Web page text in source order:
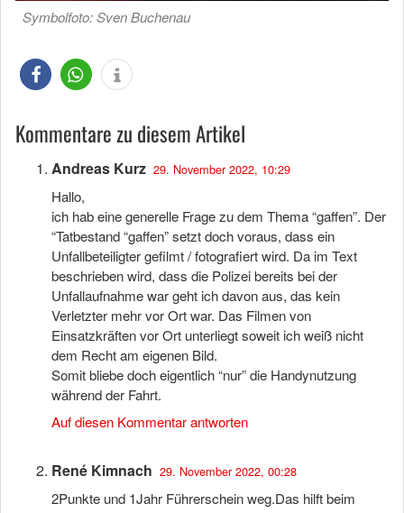
Symbolfoto: Sven Buchenau
Kommentare zu diesem Artikel
Andreas Kurz 29. November 2022, 10:29
Hallo,
ich hab eine generelle Frage zu dem Thema “gaffen”. Der
“Tatbestand “gaffen” setzt doch voraus, dass ein
Unfallbeteiligter gefilmt / fotografiert wird. Da im Text
beschrieben wird, dass die Polizei bereits bei der
Unfallaufnahme war geht ich davon aus, das kein
Verletzter mehr vor Ort war. Das Filmen von
Einsatzkräften vor Ort unterliegt soweit ich weiß nicht
dem Recht am eigenen Bild.
Somit bliebe doch eigentlich “nur” die Handynutzung
während der Fahrt.
Auf diesen Kommentar antworten
René Kimnach 29. November 2022, 00:28
2Punkte und 1Jahr Führerschein weg.Das hilft beim